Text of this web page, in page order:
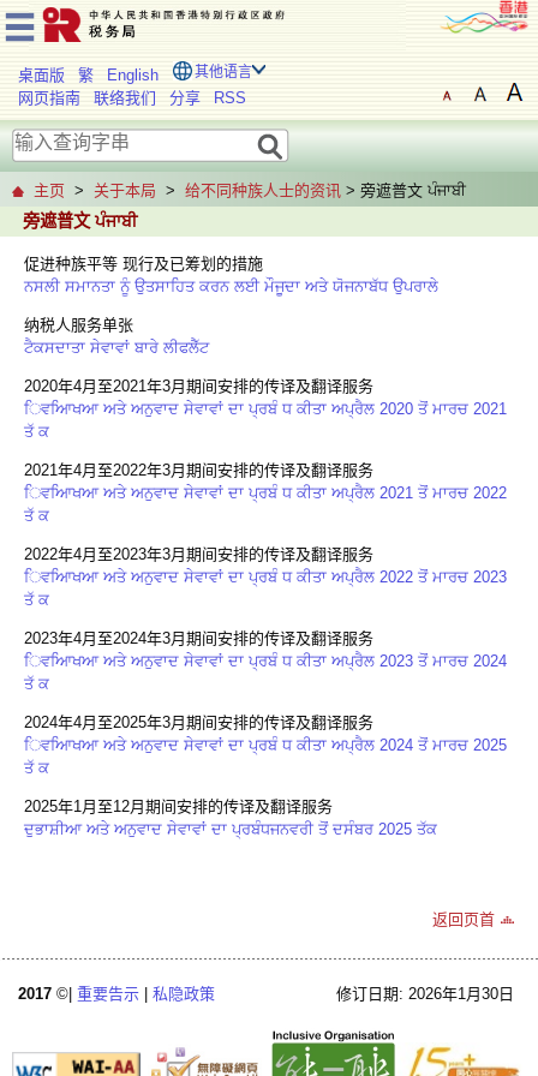
桌面版 繁 English 其他语言
网页指南 联络我们 分享 RSS
主页 > 关于本局 > 给不同种族人士的资讯 > 旁遮普文 ਪੰਜਾਬੀ
旁遮普文 ਪੰਜਾਬੀ
促进种族平等 现行及已筹划的措施
ਨਸਲੀ ਸਮਾਨਤਾ ਨੂੰ ਉਤਸਾਹਿਤ ਕਰਨ ਲਈ ਮੌਜੂਦਾ ਅਤੇ ਯੋਜਨਾਬੱਧ ਉਪਰਾਲੇ
纳税人服务单张
ਟੈਕਸਦਾਤਾ ਸੇਵਾਵਾਂ ਬਾਰੇ ਲੀਫਲੈੱਟ
2020年4月至2021年3月期间安排的传译及翻译服务
ਿਵਆਿਖਆ ਅਤੇ ਅਨੁਵਾਦ ਸੇਵਾਵਾਂ ਦਾ ਪ੍ਰਬੰ ਧ ਕੀਤਾ ਅਪ੍ਰੈਲ 2020 ਤੋਂ ਮਾਰਚ 2021
ਤੱ ਕ
2021年4月至2022年3月期间安排的传译及翻译服务
ਿਵਆਿਖਆ ਅਤੇ ਅਨੁਵਾਦ ਸੇਵਾਵਾਂ ਦਾ ਪ੍ਰਬੰ ਧ ਕੀਤਾ ਅਪ੍ਰੈਲ 2021 ਤੋਂ ਮਾਰਚ 2022
ਤੱ ਕ
2022年4月至2023年3月期间安排的传译及翻译服务
ਿਵਆਿਖਆ ਅਤੇ ਅਨੁਵਾਦ ਸੇਵਾਵਾਂ ਦਾ ਪ੍ਰਬੰ ਧ ਕੀਤਾ ਅਪ੍ਰੈਲ 2022 ਤੋਂ ਮਾਰਚ 2023
ਤੱ ਕ
2023年4月至2024年3月期间安排的传译及翻译服务
ਿਵਆਿਖਆ ਅਤੇ ਅਨੁਵਾਦ ਸੇਵਾਵਾਂ ਦਾ ਪ੍ਰਬੰ ਧ ਕੀਤਾ ਅਪ੍ਰੈਲ 2023 ਤੋਂ ਮਾਰਚ 2024
ਤੱ ਕ
2024年4月至2025年3月期间安排的传译及翻译服务
ਿਵਆਿਖਆ ਅਤੇ ਅਨੁਵਾਦ ਸੇਵਾਵਾਂ ਦਾ ਪ੍ਰਬੰ ਧ ਕੀਤਾ ਅਪ੍ਰੈਲ 2024 ਤੋਂ ਮਾਰਚ 2025
ਤੱ ਕ
2025年1月至12月期间安排的传译及翻译服务
ਦੁਭਾਸ਼ੀਆ ਅਤੇ ਅਨੁਵਾਦ ਸੇਵਾਵਾਂ ਦਾ ਪ੍ਰਬੰਧਜਨਵਰੀ ਤੋਂ ਦਸੰਬਰ 2025 ਤੱਕ
返回页首
2017 ©| 重要告示 私隐政策 修订日期: 2026年1月30日